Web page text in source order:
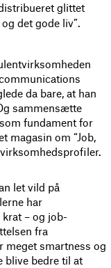
glittet
det gode liv”.
da bare, at han
sammensætte
fundament for
magasin om “Job,
let vild på
har
– og job-
fra
meget smartness og
blive bedre til at